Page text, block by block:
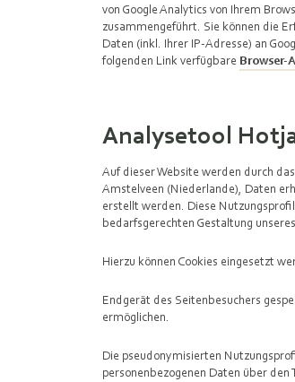
von Google Analytics von Ihrem
zusammengeführt. Sie können die
Daten (inkl. Ihrer IP-Adresse) an
folgenden Link verfügbare Browser-
Analysetool
Auf dieser Website werden durch
Amstelveen (Niederlande), Daten
erstellt werden. Diese
bedarfsgerechten Gestaltung
Hierzu können Cookies eingesetzt
Endgerät des Seitenbesuchers
ermöglichen.
Die pseudonymisierten
personenbezogenen Daten über